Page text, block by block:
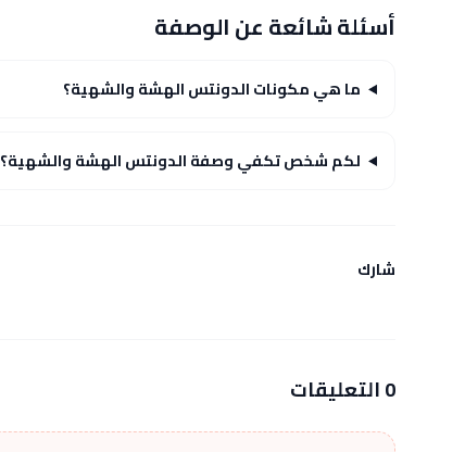
أسئلة شائعة عن الوصفة
ما هي مكونات الدونتس الهشة والشهية؟
لكم شخص تكفي وصفة الدونتس الهشة والشهية؟
شارك
0 التعليقات